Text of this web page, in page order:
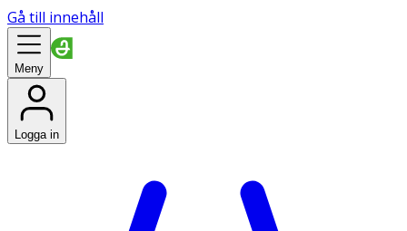
Gå till innehåll
Meny
Logga in